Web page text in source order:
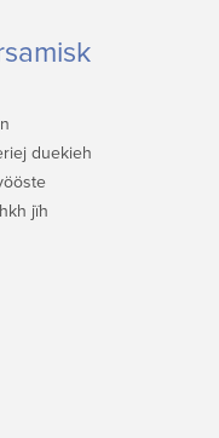
duekieh
jïh